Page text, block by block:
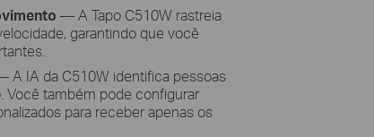
— A Tapo C510W rastreia
garantindo que você
A IA da C510W identifica pessoas
Você também pode configurar
para receber apenas os